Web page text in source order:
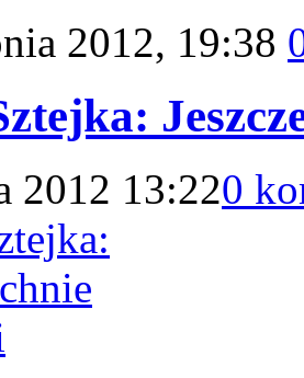
2012, 19:38
2012 13:220